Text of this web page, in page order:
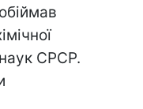
наук СРСР.